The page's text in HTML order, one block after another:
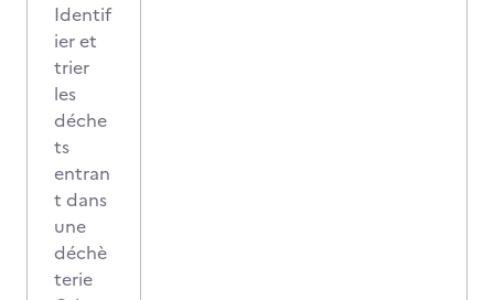
Identif
ier et
trier
les
déche
ts
entran
t dans
une
déchè
terie